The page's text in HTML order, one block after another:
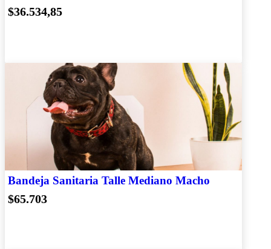
$36.534,85
Bandeja Sanitaria Talle Mediano Macho
$65.703